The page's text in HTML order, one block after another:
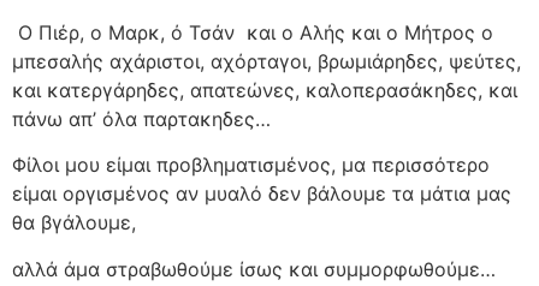
Ο Πιέρ, ο Μαρκ, ό Τσάν και ο Αλής και ο Μήτρος ο
μπεσαλής αχάριστοι, αχόρταγοι, βρωμιάρηδες, ψεύτες,
και κατεργάρηδες, απατεώνες, καλοπερασάκηδες, και
πάνω απ’ όλα παρτακηδες…
Φίλοι μου είμαι προβληματισμένος, μα περισσότερο
είμαι οργισμένος αν μυαλό δεν βάλουμε τα μάτια μας
θα βγάλουμε,
αλλά άμα στραβωθούμε ίσως και συμμορφωθούμε…